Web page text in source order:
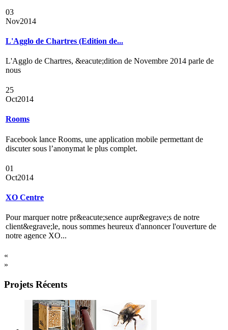
03
Nov2014
L'Agglo de Chartres (Edition de...
L'Agglo de Chartres, &eacute;dition de Novembre 2014 parle de
nous
25
Oct2014
Rooms
Facebook lance Rooms, une application mobile permettant de
discuter sous l’anonymat le plus complet.
01
Oct2014
XO Centre
Pour marquer notre pr&eacute;sence aupr&egrave;s de notre
client&egrave;le, nous sommes heureux d'annoncer l'ouverture de
notre agence XO...
«
»
Projets Récents